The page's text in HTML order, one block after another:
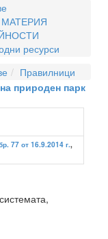
ресурси
Правилници
природен парк
77 от 16.9.2014 г.,